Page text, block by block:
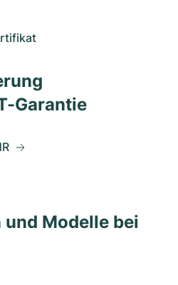
Garantie
Modelle bei